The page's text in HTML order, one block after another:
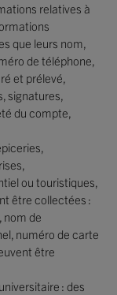
relatives à
que leurs nom,
de téléphone,
et prélevé,
signatures,
du compte,
ou touristiques,
être collectées :
nom de
numéro de carte
être
: des